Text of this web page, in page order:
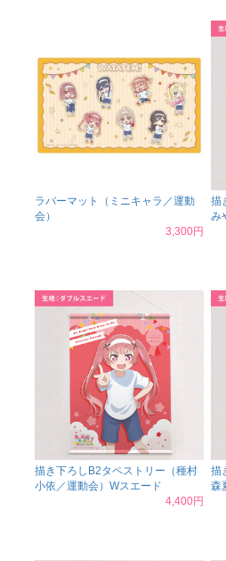
ラバーマット（ミニキャラ／運動
会）
3,300円
描
み
描き下ろしB2タペストリー（種村
小依／運動会）Wスエード
4,400円
描
森